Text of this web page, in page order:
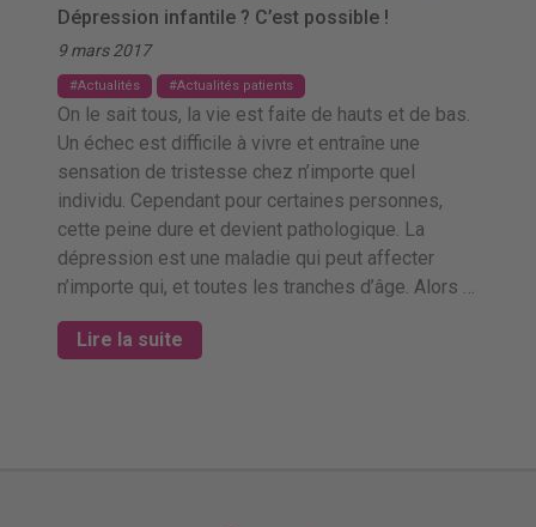
Dépression infantile ? C’est possible !
9 mars 2017
Actualités Actualités patients
On le sait tous, la vie est faite de hauts et de bas.
Un échec est difficile à vivre et entraîne une
sensation de tristesse chez n’importe quel
individu. Cependant pour certaines personnes,
cette peine dure et devient pathologique. La
dépression est une maladie qui peut affecter
n’importe qui, et toutes les tranches d’âge. Alors …
Lire la suite